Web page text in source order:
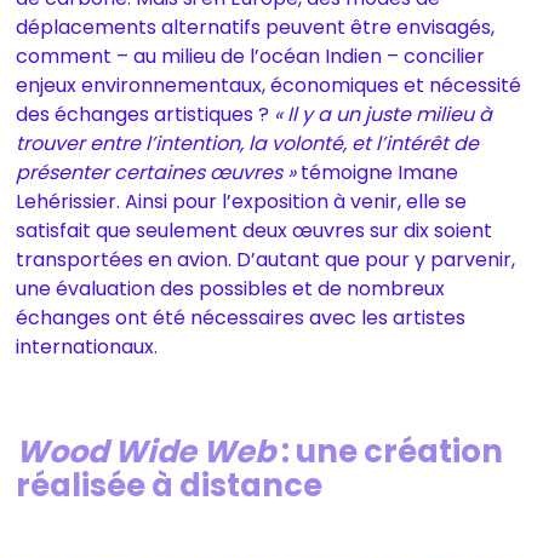
déplacements alternatifs peuvent être envisagés,
comment – au milieu de l’océan Indien – concilier
enjeux environnementaux, économiques et nécessité
des échanges artistiques ? « Il y a un juste milieu à
trouver entre l’intention, la volonté, et l’intérêt de
présenter certaines œuvres »témoigne Imane
Lehérissier. Ainsi pour l’exposition à venir, elle se
satisfait que seulement deux œuvres sur dix soient
transportées en avion. D’autant que pour y parvenir,
une évaluation des possibles et de nombreux
échanges ont été nécessaires avec les artistes
internationaux.
Wood Wide Web: une création
réalisée à distance